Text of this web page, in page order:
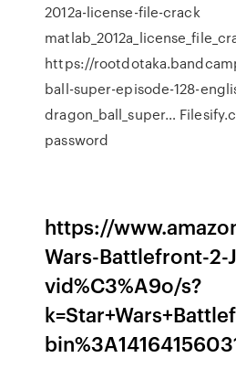
2012a-license-file-crack
https://
ball-super-episode-128-
dragon_ball_super…
password
https://
Wars-Battlefront-2-
vid%C3%A9o/s?